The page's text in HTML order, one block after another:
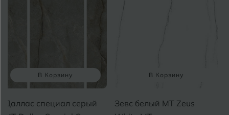
В Корзину
Даллас специал серый
В Корзину
Зевс белый MT Zeus